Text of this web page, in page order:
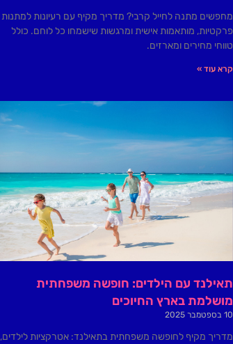
מחפשים מתנה לחייל קרבי? מדריך מקיף עם רעיונות למתנות
פרקטיות, מותאמות אישית ומרגשות שישמחו כל לוחם. כולל
טווחי מחירים ומארזים.
קרא עוד »
תאילנד עם הילדים: חופשה משפחתית
מושלמת בארץ החיוכים
10 בספטמבר 2025
מדריך מקיף לחופשה משפחתית בתאילנד: אטרקציות לילדים,